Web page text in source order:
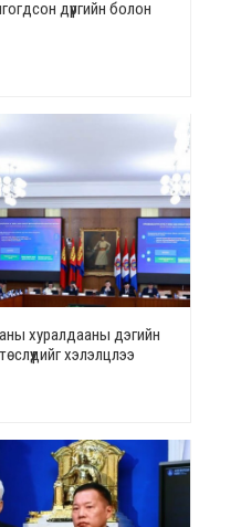
дүүргийн болон
хуралдааны дэгийн
хэлэлцлээ